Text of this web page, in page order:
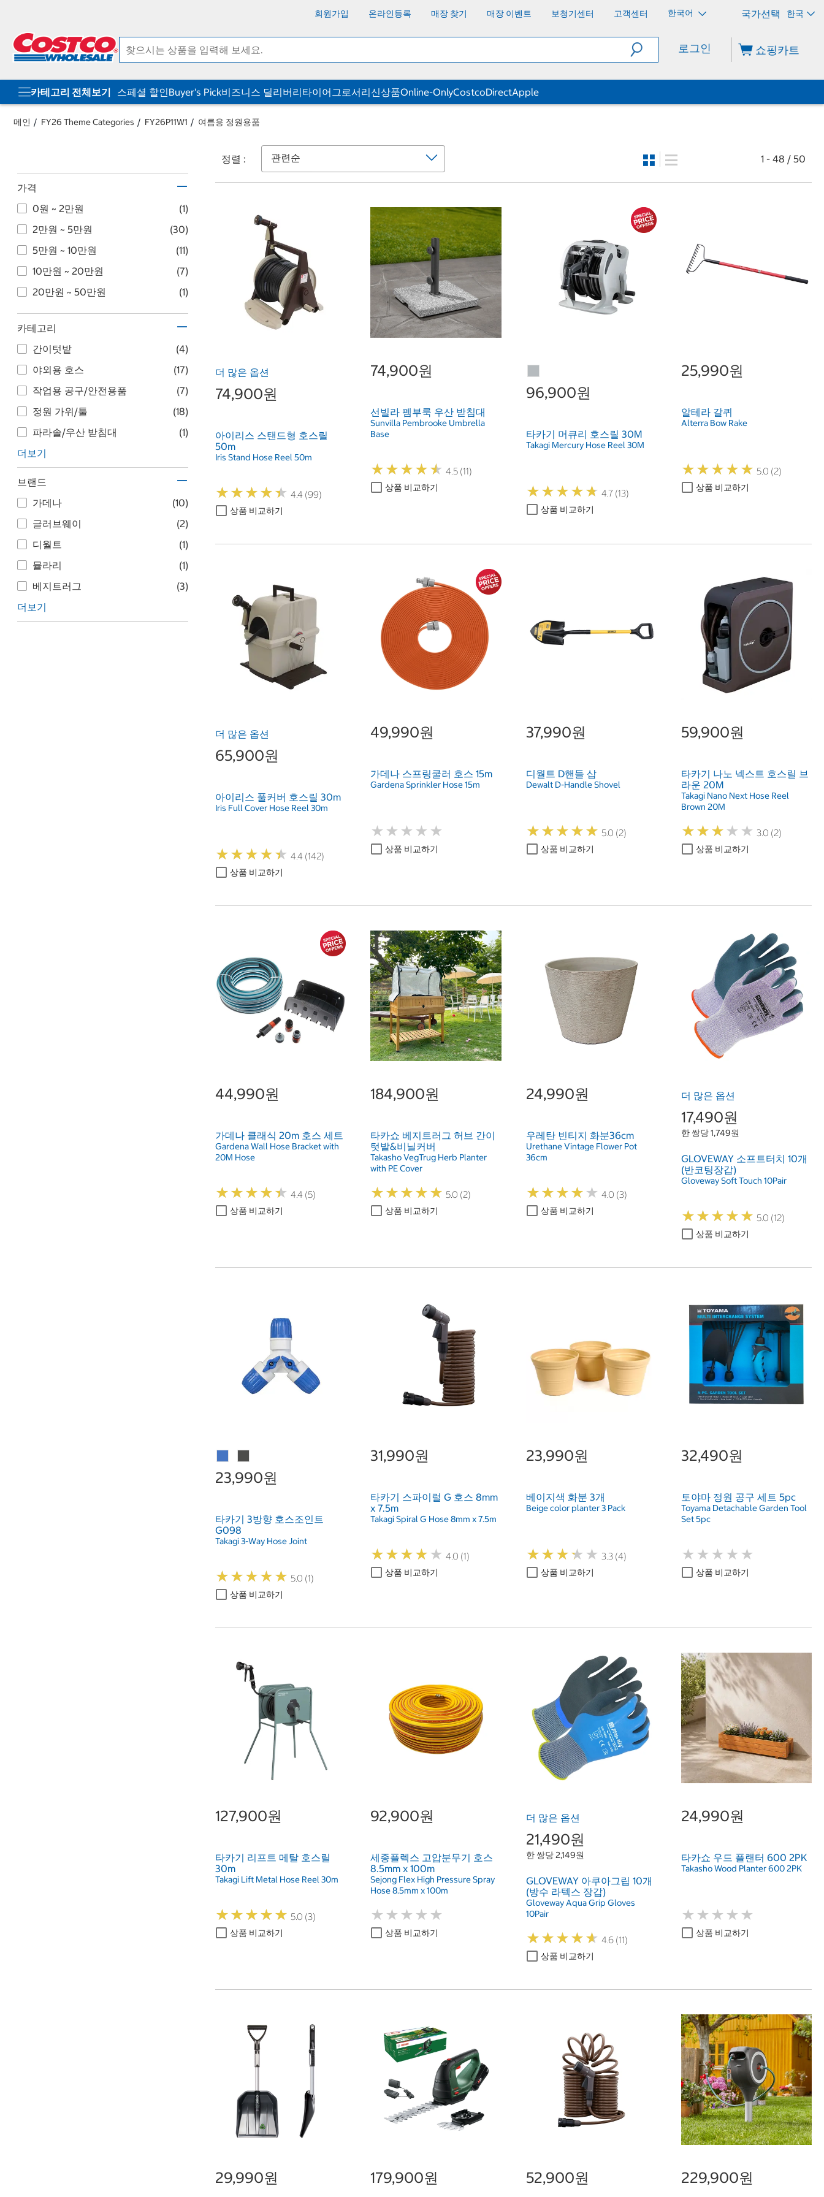
회원가입 온라인등록 매장 찾기 매장 이벤트 보청기센터 고객센터 한국어 한국
로그인 쇼핑카트
카테고리 전체보기 스페셜 할인Buyer's Pick비즈니스 딜리버리타이어그로서리신상품Online-OnlyCostcoDirectApple
메인 FY26 Theme Categories FY26P11W1 여름용 정원용품
가격
0원 ~ 2만원
(1)
2만원 ~ 5만원
(30)
5만원 ~ 10만원
(11)
10만원 ~ 20만원
(7)
20만원 ~ 50만원
(1)
카테고리
간이텃밭
(4)
야외용 호스
(17)
작업용 공구/안전용품
(7)
정원 가위/툴
(18)
파라솔/우산 받침대
(1)
더보기
브랜드
가데나
(10)
글러브웨이
(2)
디월트
(1)
뮬라리
(1)
베지트러그
(3)
더보기
정렬 : 1 - 48 / 50
더 많은 옵션
74,900원
아이리스 스탠드형 호스릴
50m
Iris Stand Hose Reel 50m
★★★★★
★★★★★ 4.4 (99)
상품 비교하기
74,900원
선빌라 펨부룩 우산 받침대
Sunvilla Pembrooke Umbrella
Base
★★★★★
★★★★★ 4.5 (11)
상품 비교하기
96,900원
타카기 머큐리 호스릴 30M
Takagi Mercury Hose Reel 30M
★★★★★
★★★★★ 4.7 (13)
상품 비교하기
25,990원
알테라 갈퀴
Alterra Bow Rake
★★★★★
★★★★★ 5.0 (2)
상품 비교하기
더 많은 옵션
65,900원
아이리스 풀커버 호스릴 30m
Iris Full Cover Hose Reel 30m
★★★★★
★★★★★ 4.4 (142)
상품 비교하기
49,990원
가데나 스프링쿨러 호스 15m
Gardena Sprinkler Hose 15m
★ ★ ★ ★ ★
★ ★ ★ ★ ★
상품 비교하기
37,990원
디월트 D핸들 삽
Dewalt D-Handle Shovel
★★★★★
★★★★★ 5.0 (2)
상품 비교하기
59,900원
타카기 나노 넥스트 호스릴 브
라운 20M
Takagi Nano Next Hose Reel
Brown 20M
★★★ ★ ★
★★★ ★ ★ 3.0 (2)
상품 비교하기
44,990원
가데나 클래식 20m 호스 세트
Gardena Wall Hose Bracket with
20M Hose
★★★★★
★★★★★ 4.4 (5)
상품 비교하기
184,900원
타카쇼 베지트러그 허브 간이
텃밭&비닐커버
Takasho VegTrug Herb Planter
with PE Cover
★★★★★
★★★★★ 5.0 (2)
상품 비교하기
24,990원
우레탄 빈티지 화분36cm
Urethane Vintage Flower Pot
36cm
★★★★ ★
★★★★ ★ 4.0 (3)
상품 비교하기
더 많은 옵션
17,490원
한 쌍당 1,749원
GLOVEWAY 소프트터치 10개
(반코팅장갑)
Gloveway Soft Touch 10Pair
★★★★★
★★★★★ 5.0 (12)
상품 비교하기
23,990원
타카기 3방향 호스조인트
G098
Takagi 3-Way Hose Joint
★★★★★
★★★★★ 5.0 (1)
상품 비교하기
31,990원
타카기 스파이럴 G 호스 8mm
x 7.5m
Takagi Spiral G Hose 8mm x 7.5m
★★★★ ★
★★★★ ★ 4.0 (1)
상품 비교하기
23,990원
베이지색 화분 3개
Beige color planter 3 Pack
★★★★ ★
★★★★ ★ 3.3 (4)
상품 비교하기
32,490원
토야마 정원 공구 세트 5pc
Toyama Detachable Garden Tool
Set 5pc
★ ★ ★ ★ ★
★ ★ ★ ★ ★
상품 비교하기
127,900원
타카기 리프트 메탈 호스릴
30m
Takagi Lift Metal Hose Reel 30m
★★★★★
★★★★★ 5.0 (3)
상품 비교하기
92,900원
세종플렉스 고압분무기 호스
8.5mm x 100m
Sejong Flex High Pressure Spray
Hose 8.5mm x 100m
★ ★ ★ ★ ★
★ ★ ★ ★ ★
상품 비교하기
더 많은 옵션
21,490원
한 쌍당 2,149원
GLOVEWAY 아쿠아그립 10개
(방수 라텍스 장갑)
Gloveway Aqua Grip Gloves
10Pair
★★★★★
★★★★★ 4.6 (11)
상품 비교하기
24,990원
타카쇼 우드 플랜터 600 2PK
Takasho Wood Planter 600 2PK
★ ★ ★ ★ ★
★ ★ ★ ★ ★
상품 비교하기
29,990원 179,900원 52,900원 229,900원